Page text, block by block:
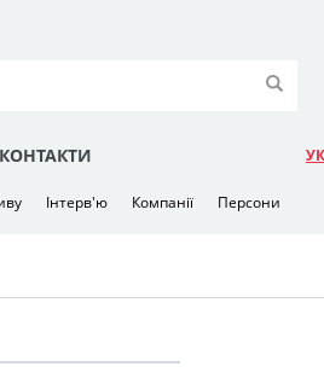
КОНТАКТИ
Інтерв'ю Компанії Персони